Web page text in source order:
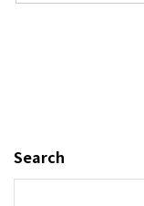
Search